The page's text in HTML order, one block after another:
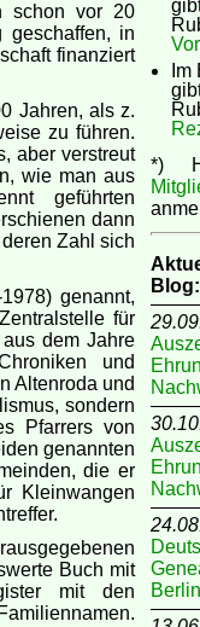
*)
Blog:
Berlin
schon vor 20
geschaffen, in
finanziert
Jahren, als z.
zu führen.
aber verstreut
wie man aus
geführten
dann
Zahl sich
genannt,
für
dem Jahre
und
Altenroda und
sondern
Pfarrers von
genannten
die er
Kleinwangen
Buch mit
mit den